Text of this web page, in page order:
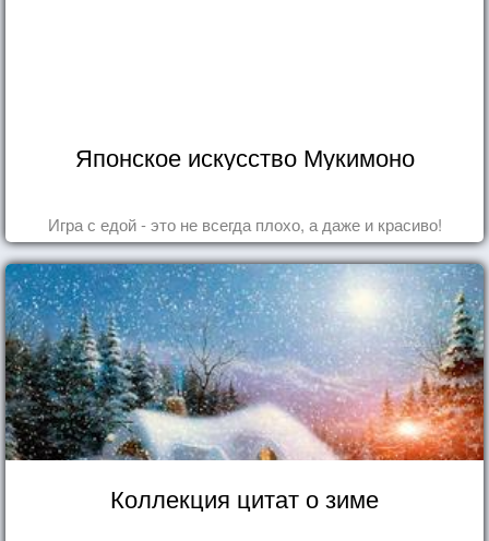
Японское искусство Мукимоно
Игра с едой - это не всегда плохо, а даже и красиво!
Коллекция цитат о зиме